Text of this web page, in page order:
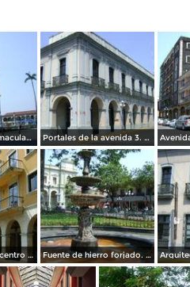
Parroquia de la Inmaculada Concepción. Córdoba. Abril/2012 Portales de la avenida 3. Córdoba. Abril/2012
Los portales en el centro de Córdoba. Abril/2012 Fuente de hierro forjado. Córdoba, Veracruz. Abril/2012